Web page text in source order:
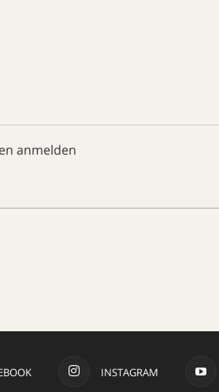
anmelden
INSTAGRAM